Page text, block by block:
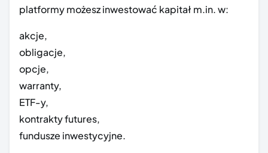
platformy możesz inwestować kapitał m.in. w:
akcje,
obligacje,
opcje,
warranty,
ETF-y,
kontrakty futures,
fundusze inwestycyjne.